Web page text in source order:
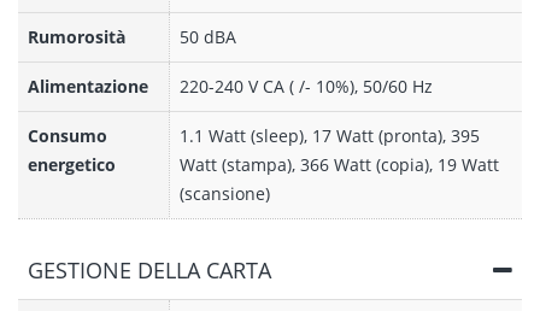
Rumorosità 50 dBA
Alimentazione 220-240 V CA ( /- 10%), 50/60 Hz
Consumo
energetico
1.1 Watt (sleep), 17 Watt (pronta), 395
Watt (stampa), 366 Watt (copia), 19 Watt
(scansione)
GESTIONE DELLA CARTA